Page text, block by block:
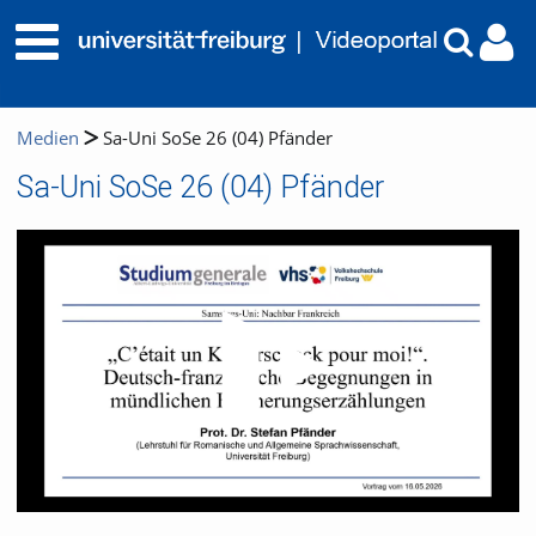
Medien Sa-Uni SoSe 26 (04) Pfänder
Sa-Uni SoSe 26 (04) Pfänder